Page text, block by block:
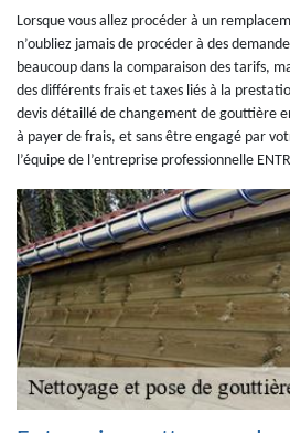
Lorsque vous allez procéder à un
n’oubliez jamais de procéder à des
beaucoup dans la comparaison des tarifs,
des différents frais et taxes liés à la
devis détaillé de changement de gouttière
à payer de frais, et sans être engagé par
l’équipe de l’entreprise professionnelle